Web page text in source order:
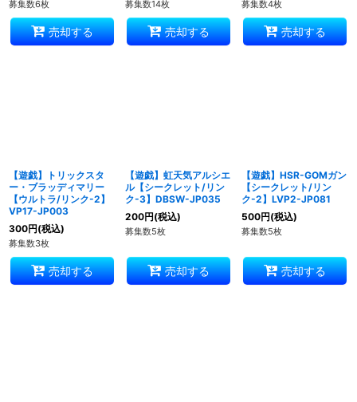
募集数6枚
売却する
募集数14枚
売却する
募集数4枚
売却する
【遊戯】トリックスタ
ー・ブラッディマリー
【ウルトラ/リンク-2】
VP17-JP003
300円(税込)
募集数3枚
売却する
【遊戯】虹天気アルシエ
ル【シークレット/リン
ク-3】DBSW-JP035
200円(税込)
募集数5枚
売却する
【遊戯】HSR-GOMガン
【シークレット/リン
ク-2】LVP2-JP081
500円(税込)
募集数5枚
売却する